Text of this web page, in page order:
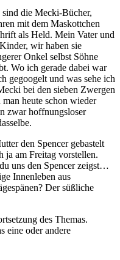
die Mecki-Bücher,
mit dem Maskottchen
als Held. Mein Vater und
wir haben sie
Onkel selbst Söhne
Wo ich gerade dabei war
gegoogelt und was sehe ich
bei den sieben Zwergen
heute schon wieder
zwar hoffnungsloser
den Spencer gebastelt
ja am Freitag vorstellen.
uns den Spencer zeigst…
Innenleben aus
Der süßliche
des Themas.
eine oder andere